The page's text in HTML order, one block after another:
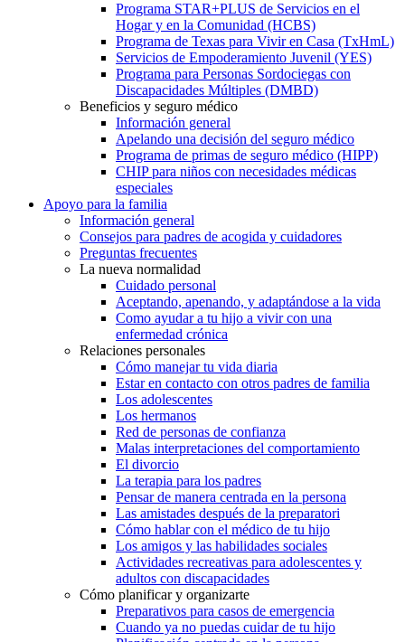
Programa STAR+PLUS de Servicios en el
Hogar y en la Comunidad (HCBS)
Programa de Texas para Vivir en Casa (TxHmL)
Servicios de Empoderamiento Juvenil (YES)
Programa para Personas Sordociegas con
Discapacidades Múltiples (DMBD)
Beneficios y seguro médico
Información general
Apelando una decisión del seguro médico
Programa de primas de seguro médico (HIPP)
CHIP para niños con necesidades médicas
especiales
Apoyo para la familia
Información general
Consejos para padres de acogida y cuidadores
Preguntas frecuentes
La nueva normalidad
Cuidado personal
Aceptando, apenando, y adaptándose a la vida
Como ayudar a tu hijo a vivir con una
enfermedad crónica
Relaciones personales
Cómo manejar tu vida diaria
Estar en contacto con otros padres de familia
Los adolescentes
Los hermanos
Red de personas de confianza
Malas interpretaciones del comportamiento
El divorcio
La terapia para los padres
Pensar de manera centrada en la persona
Las amistades después de la preparatori
Cómo hablar con el médico de tu hijo
Los amigos y las habilidades sociales
Actividades recreativas para adolescentes y
adultos con discapacidades
Cómo planificar y organizarte
Preparativos para casos de emergencia
Cuando ya no puedas cuidar de tu hijo